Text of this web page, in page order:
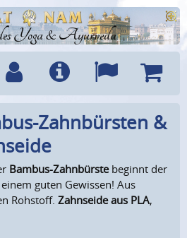
Yoga & Ayurveda
Info Sprachen
Zahnbürsten &
Bambus-Zahnbürstebeginnt der
guten Gewissen! Aus
Rohstoff. Zahnseide aus PLA,